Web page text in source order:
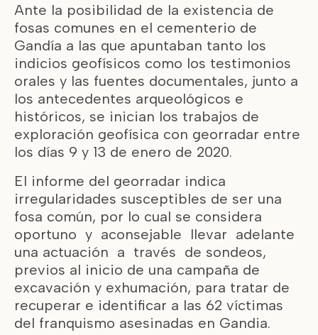
Ante la posibilidad de la existencia de
fosas comunes en el cementerio de
Gandía a las que apuntaban tanto los
indicios geofísicos como los testimonios
orales y las fuentes documentales, junto a
los antecedentes arqueológicos e
históricos, se inician los trabajos de
exploración geofísica con georradar entre
los días 9 y 13 de enero de 2020.
El informe del georradar indica
irregularidades susceptibles de ser una
fosa común, por lo cual se considera
oportuno y aconsejable llevar adelante
una actuación a través de sondeos,
previos al inicio de una campaña de
excavación y exhumación, para tratar de
recuperar e identificar a las 62 víctimas
del franquismo asesinadas en Gandia.